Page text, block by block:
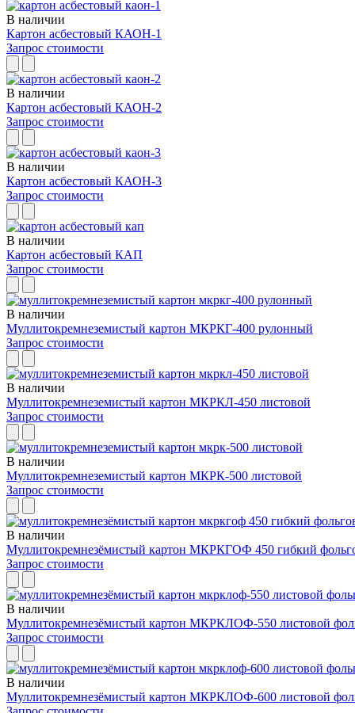
В наличии
Картон асбестовый КАОН-1
Запрос стоимости
В наличии
Картон асбестовый КАОН-2
Запрос стоимости
В наличии
Картон асбестовый КАОН-3
Запрос стоимости
В наличии
Картон асбестовый КАП
Запрос стоимости
В наличии
Муллитокремнеземистый картон МКРКГ-400 рулонный
Запрос стоимости
В наличии
Муллитокремнеземистый картон МКРКЛ-450 листовой
Запрос стоимости
В наличии
Муллитокремнеземистый картон МКРК-500 листовой
Запрос стоимости
В наличии
Муллитокремнезёмистый картон МКРКГОФ 450 гибкий
Запрос стоимости
В наличии
Муллитокремнезёмистый картон МКРКЛОФ-550 листовой
Запрос стоимости
В наличии
Муллитокремнезёмистый картон МКРКЛОФ-600 листовой